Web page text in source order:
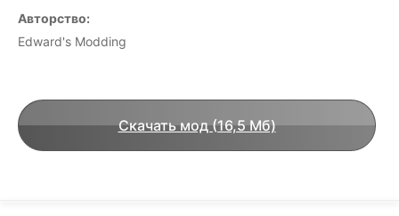
Авторство:
Edward's Modding
Скачать мод (16,5 Мб)